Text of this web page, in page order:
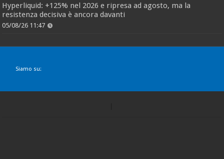
Hyperliquid: +125% nel 2026 e ripresa ad agosto, ma la
resistenza decisiva è ancora davanti
05/08/26 11:47
Siamo su: